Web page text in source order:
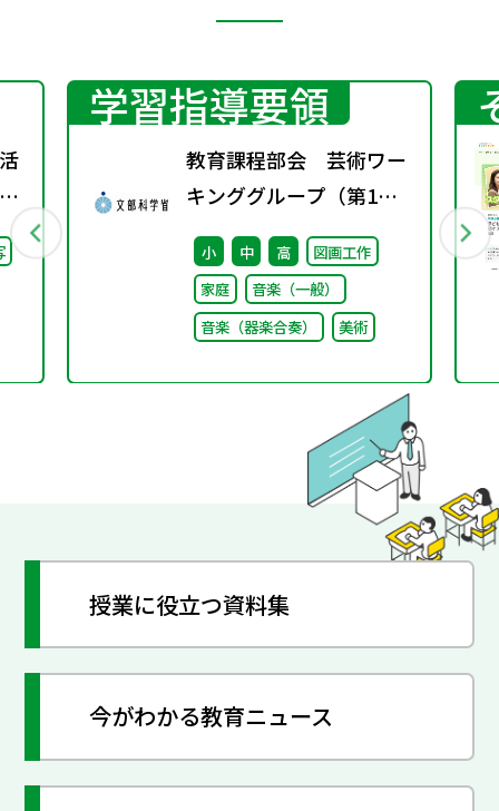
学習指導要領
教育課程部会 芸術ワー
キンググループ（第1
回） 配付資料
小 中 高
図画工作
家庭
音楽（一般）
音楽（器楽合奏）
美術
授業に役立つ資料集
今がわかる教育ニュース